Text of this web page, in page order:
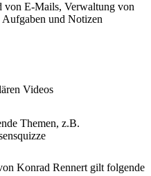
von E-Mails, Verwaltung von
und Notizen
Videos
Themen, z.B.
Konrad Rennert gilt folgende